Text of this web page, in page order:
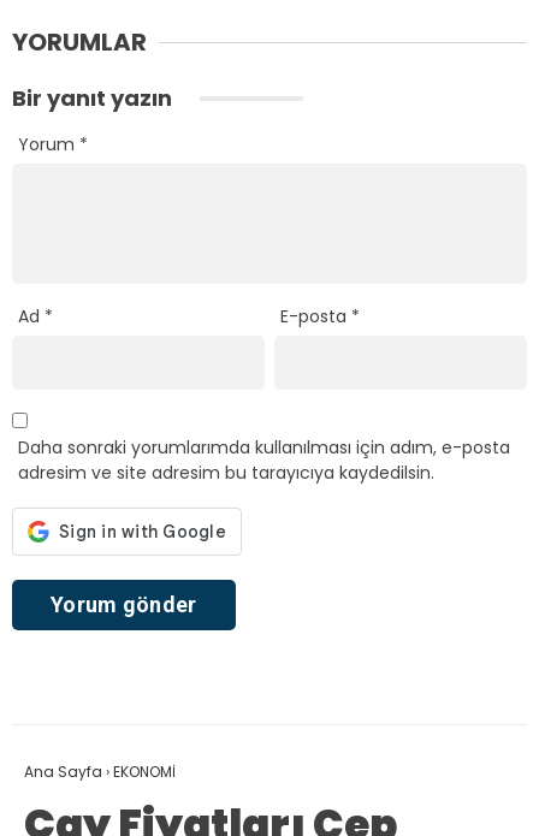
YORUMLAR
Bir yanıt yazın
Yorum *
Ad * E-posta *
Daha sonraki yorumlarımda kullanılması için adım, e-posta
adresim ve site adresim bu tarayıcıya kaydedilsin.
Ana Sayfa ›EKONOMİ